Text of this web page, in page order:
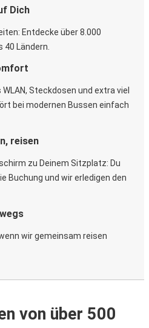
Dich
Entdecke über 8.000
40 Ländern.
Steckdosen und extra viel
bei modernen Bussen einfach
reisen
zu Deinem Sitzplatz: Du
Buchung und wir erledigen den
wir gemeinsam reisen
von über 500